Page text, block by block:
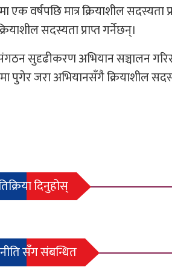
वर्षपछि मात्र क्रियाशील सदस्यता
सदस्यता प्राप्त गर्नेछन्।
सुदृढीकरण अभियान सञ्चालन
पुगेर जरा अभियानसँगै क्रियाशील
दिनुहोस्
सँग संबन्धित